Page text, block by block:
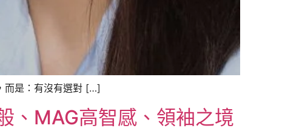
而是：有沒有選對 […]
、MAG高智感、領袖之境